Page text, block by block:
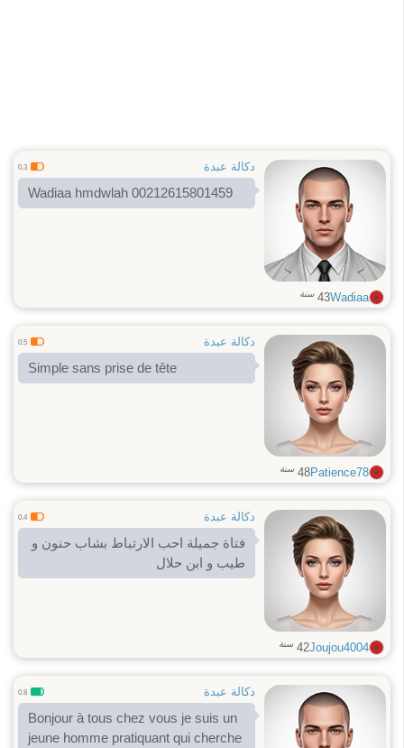
دكالة عبدة 0.3
Wadiaa hmdwlah 00212615801459
Wadiaa
43 سنة
دكالة عبدة 0.5
Simple sans prise de tête
Patience78
48 سنة
دكالة عبدة 0.4
فتاة جميلة احب الارتباط بشاب حنون و
طيب و ابن حلال
Joujou4004
42 سنة
دكالة عبدة 0.8
Bonjour à tous chez vous je suis un
jeune homme pratiquant qui cherche